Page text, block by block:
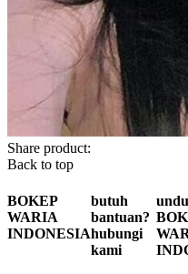
Share product:
Back to top
BOKEP
WARIA
INDONESIA
butuh
bantuan?
hubungi
kami